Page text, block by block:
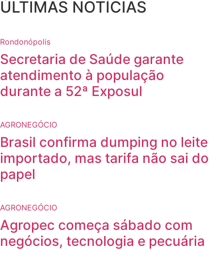
ÚLTIMAS NOTÍCIAS
Rondonópolis
Secretaria de Saúde garante
atendimento à população
durante a 52ª Exposul
AGRONEGÓCIO
Brasil confirma dumping no leite
importado, mas tarifa não sai do
papel
AGRONEGÓCIO
Agropec começa sábado com
negócios, tecnologia e pecuária